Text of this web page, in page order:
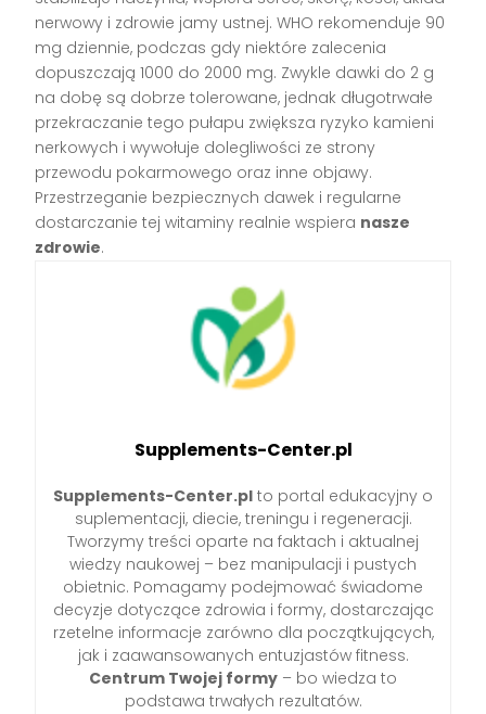
nerwowy i zdrowie jamy ustnej. WHO rekomenduje 90
mg dziennie, podczas gdy niektóre zalecenia
dopuszczają 1000 do 2000 mg. Zwykle dawki do 2 g
na dobę są dobrze tolerowane, jednak długotrwałe
przekraczanie tego pułapu zwiększa ryzyko kamieni
nerkowych i wywołuje dolegliwości ze strony
przewodu pokarmowego oraz inne objawy.
Przestrzeganie bezpiecznych dawek i regularne
dostarczanie tej witaminy realnie wspiera nasze
zdrowie.
Supplements-Center.pl
Supplements-Center.pl to portal edukacyjny o
suplementacji, diecie, treningu i regeneracji.
Tworzymy treści oparte na faktach i aktualnej
wiedzy naukowej – bez manipulacji i pustych
obietnic. Pomagamy podejmować świadome
decyzje dotyczące zdrowia i formy, dostarczając
rzetelne informacje zarówno dla początkujących,
jak i zaawansowanych entuzjastów fitness.
Centrum Twojej formy – bo wiedza to
podstawa trwałych rezultatów.